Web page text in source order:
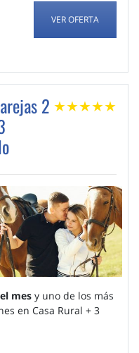
VER OFERTA
2 ★★★★★
mes y uno de los más
en Casa Rural + 3